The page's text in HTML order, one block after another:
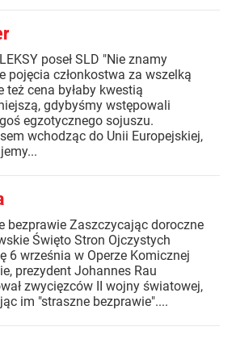
poseł SLD "Nie znamy
pojęcia członkostwa za wszelką
też cena byłaby kwestią
gdybyśmy wstępowali
egzotycznego sojuszu.
wchodząc do Unii Europejskiej,
bezprawie Zaszczycając doroczne
Święto Stron Ojczystych
6 września w Operze Komicznej
prezydent Johannes Rau
zwycięzców II wojny światowej,
im "straszne bezprawie"....